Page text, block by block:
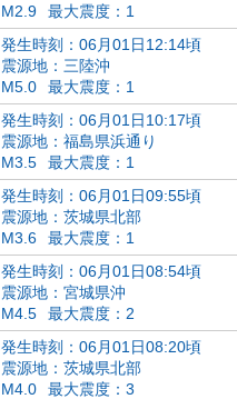
M2.9
最大震度：1
発生時刻：06月01日12:14頃
震源地：三陸沖
M5.0
最大震度：1
発生時刻：06月01日10:17頃
震源地：福島県浜通り
M3.5
最大震度：1
発生時刻：06月01日09:55頃
震源地：茨城県北部
M3.6
最大震度：1
発生時刻：06月01日08:54頃
震源地：宮城県沖
M4.5
最大震度：2
発生時刻：06月01日08:20頃
震源地：茨城県北部
M4.0
最大震度：3